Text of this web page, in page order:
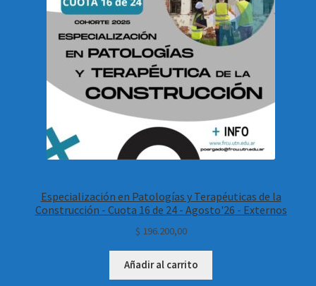
Especialización en Patologías y Terapéuticas de la
Construcción - Cuota 16 de 24 - Agosto'26 - Externos
$ 196.200,00
Añadir al carrito